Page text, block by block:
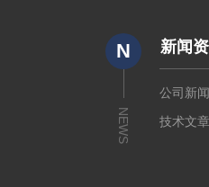
N
NEWS
新闻
公司新
技术文